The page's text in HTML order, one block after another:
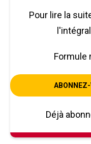
Pour lire la
Formule
Déjà